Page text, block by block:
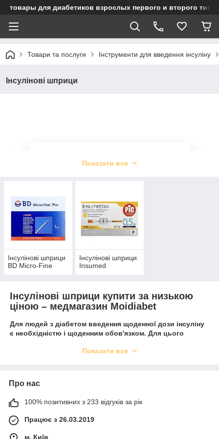
товары для диабетиков взрослых первого и второго типа
Товари та послуги Інструменти для введення інсуліну
Інсулінові шприци
Інсулінові шприци для
незамінні інсулінові шприци для діабетиків.
Запитайте у чому їх перевага перед
шприц-ручками? Відповідь проста, вони не
можуть вийти з ладу, на відміну від шприц-
ручки. Так, безумовно, другі надійні, але
виходи з ладу трапляються. Шприци
вибираються в залежності від дозування
розчину до інсуліну.
Підібрати шприца
Показати все
Інсулінові шприци
BD Micro-Fine
Інсулінові шприци
Insumed
Інсулінові шприци купити за низькою
ціною – медмагазин Moidiabet
Для людей з діабетом введення щоденної дози інсуліну
є необхідністю і щоденним обов'язком. Для цього
одноразові і стерильні, які дозволяють зручно, без
що пропонується до продажу асортимент товарів для
діабетиків.
Характеристики інсулінових шприців
інсуліновий Шприц зручний для одноразового введення
Показати все
Про нас
100% позитивних з 233 відгуків за рік
Працює з 26.03.2019
м. Київ